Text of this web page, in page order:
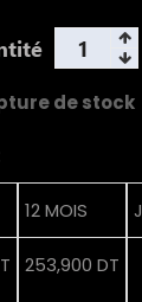
de stock
12 MOIS
253,900 DT